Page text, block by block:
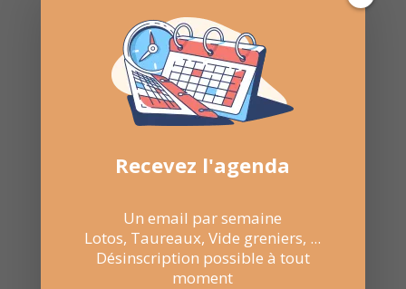
Recevez l'agenda par
e-mail
Une fois par semaine en un coup d'oeil
Lotos, Taureaux, Marchés de Noël, ...
Désinscription possible à tout moment
Recevez l'agenda
Un email par semaine
Lotos, Taureaux, Vide greniers, ...
Désinscription possible à tout
moment